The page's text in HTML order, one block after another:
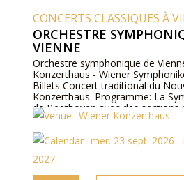
CONCERTS CLASSIQUES À
ORCHESTRE
VIENNE
Orchestre symphonique de
Konzerthaus - Wiener
Billets Concert traditional du
Konzerthaus. Programme: La
de Beethoven avec des sections
l'Ode à la joie (Ode an die Freude)
von Schiller.
Wiener Konzerthaus
mer. 23 sept. 2026 -
2027